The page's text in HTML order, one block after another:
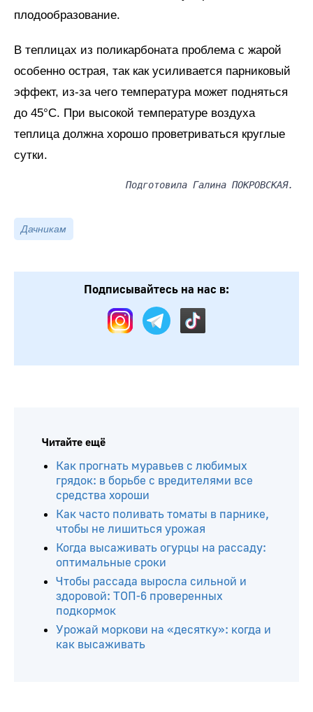
плодообразование.
В теплицах из поликарбоната проблема с жарой
особенно острая, так как усиливается парниковый
эффект, из-за чего температура может подняться
до 45°C. При высокой температуре воздуха
теплица должна хорошо проветриваться круглые
сутки.
Подготовила Галина ПОКРОВСКАЯ.
Дачникам
Подписывайтесь на нас в:
Читайте ещё
Как прогнать муравьев с любимых
грядок: в борьбе с вредителями все
средства хороши
Как часто поливать томаты в парнике,
чтобы не лишиться урожая
Когда высаживать огурцы на рассаду:
оптимальные сроки
Чтобы рассада выросла сильной и
здоровой: ТОП-6 проверенных
подкормок
Урожай моркови на «десятку»: когда и
как высаживать